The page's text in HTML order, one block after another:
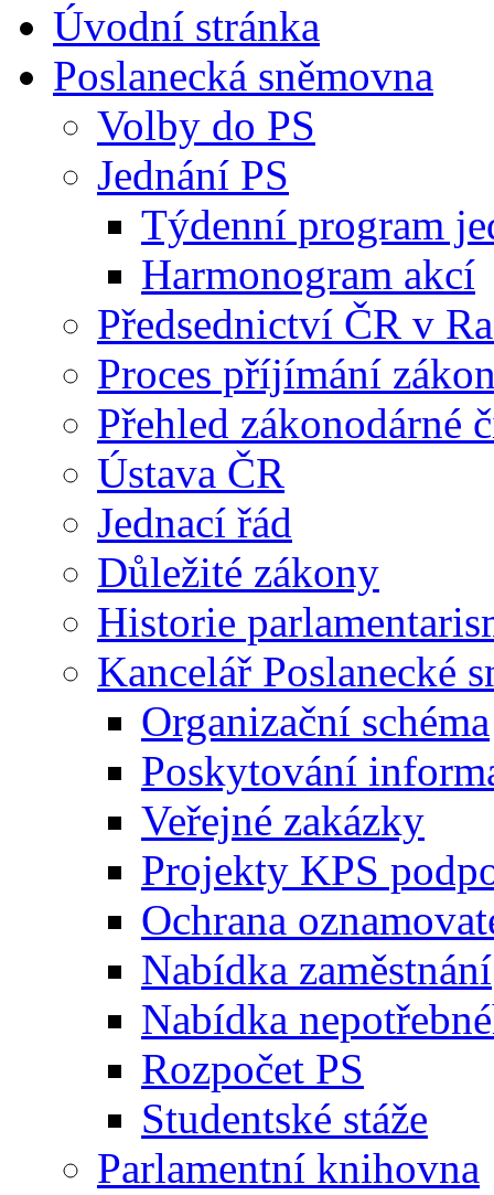
Úvodní stránka
Poslanecká sněmovna
Volby do PS
Jednání PS
Týdenní program
Harmonogram akcí
Předsednictví ČR v
Proces příjímání
Přehled zákonodárné
Ústava ČR
Jednací řád
Důležité zákony
Historie
Kancelář Poslanecké
Organizační schéma
Poskytování
Veřejné zakázky
Projekty KPS
Ochrana
Nabídka zaměstnání
Nabídka
Rozpočet PS
Studentské stáže
Parlamentní knihovna